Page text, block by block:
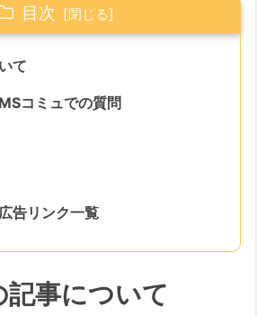
目次
て
コミュでの質問
告リンク一覧
記事について